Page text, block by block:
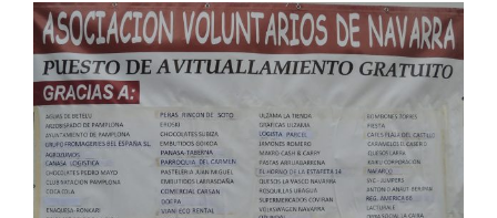
View
Larger
Image